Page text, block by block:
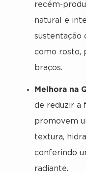
recém-
natural e
sustentação
como rosto,
braços.
Melhora na
de reduzir a
promovem
textura,
conferindo
radiante.